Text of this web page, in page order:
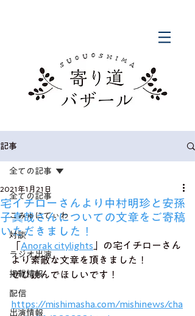
記事
全ての記事
こみゅにてぃわ
対談
ラジオ出演
掲載情報
配信
出演情報
全ての記事
宅イチローさんより中村明珍と安孫
子真哉さんについての文章をご寄稿
いただきました！
2021年1月21日
「Anorak citylights 」の宅イチローさん
より素敵な文章を頂きました！
ぜひ読んでほしいです！
https://mishimasha.com/mishinews/cha